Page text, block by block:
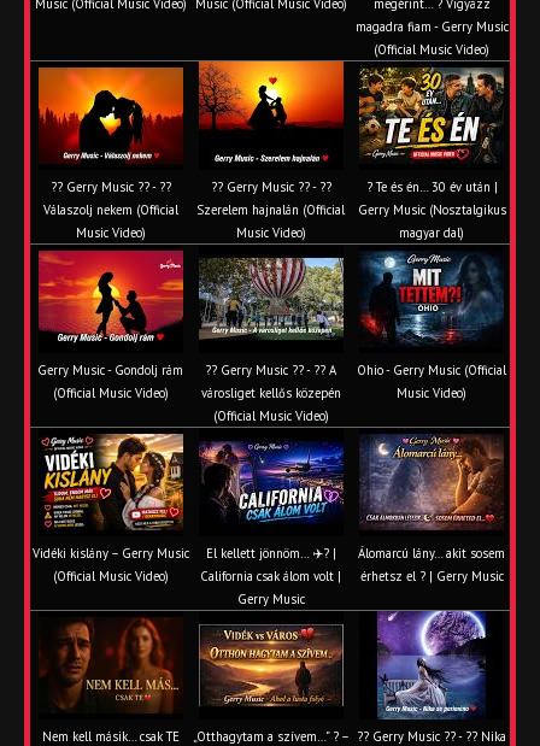
Music (Official Music Video)
Music (Official Music Video)
megérint… ? Vigyázz
magadra fiam - Gerry Music
(Official Music Video)
?? Gerry Music ?? - ??
Válaszolj nekem (Official
Music Video)
?? Gerry Music ?? - ??
Szerelem hajnalán (Official
Music Video)
? Te és én… 30 év után |
Gerry Music (Nosztalgikus
magyar dal)
Gerry Music - Gondolj rám
(Official Music Video)
?? Gerry Music ?? - ?? A
városliget kellős közepén
(Official Music Video)
Ohio - Gerry Music (Official
Music Video)
Vidéki kislány – Gerry Music
(Official Music Video)
El kellett jönnöm… ✈️? |
California csak álom volt |
Gerry Music
Álomarcú lány… akit sosem
érhetsz el ? | Gerry Music
Nem kell másik… csak TE
„Otthagytam a szívem…” ? – ?? Gerry Music ?? - ?? Nika